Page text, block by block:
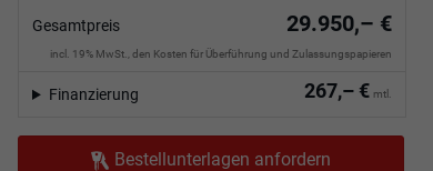
Gesamtpreis 29.950,– €
incl. 19% MwSt., den Kosten für Überführung und Zulassungspapieren
267,– € mtl.
Finanzierung
Bestellunterlagen anfordern